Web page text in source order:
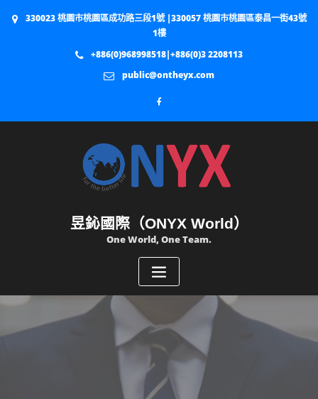
330023 桃園市桃園區成功路三段1號 |330057 桃園市桃園區泰昌一街43號
1樓
+886(0)968998518|+886(0)3 2208113
public@ontheyx.com
昱鈊國際（ONYX World）
One World, One Team.